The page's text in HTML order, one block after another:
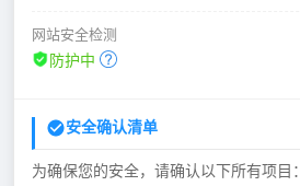
网站安全检测
防护中
安全确认清单
为确保您的安全，请确认以下所有项目：